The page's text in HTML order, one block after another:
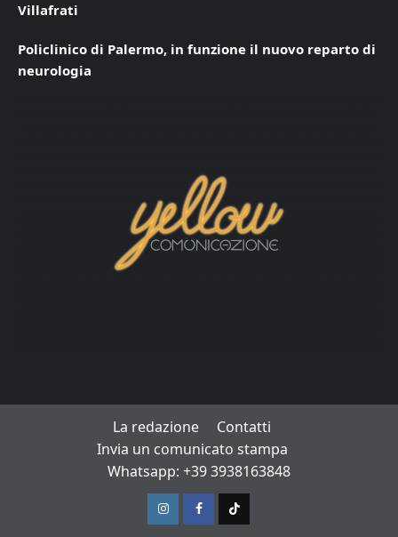
Villafrati
Policlinico di Palermo, in funzione il nuovo reparto di
neurologia
La redazione
Contatti
Invia un comunicato stampa
Whatsapp: +39 3938163848
InstagramFacebook
TikTok